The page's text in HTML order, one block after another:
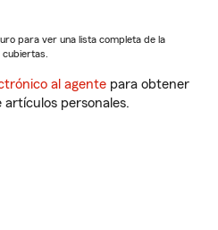
para ver una lista completa de la
al agente para obtener
personales.